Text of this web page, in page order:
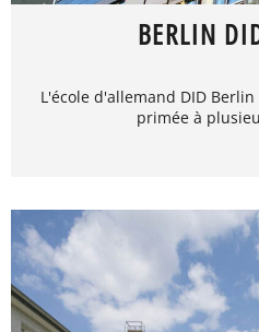
BERLIN
L'école d'allemand DID
primée à